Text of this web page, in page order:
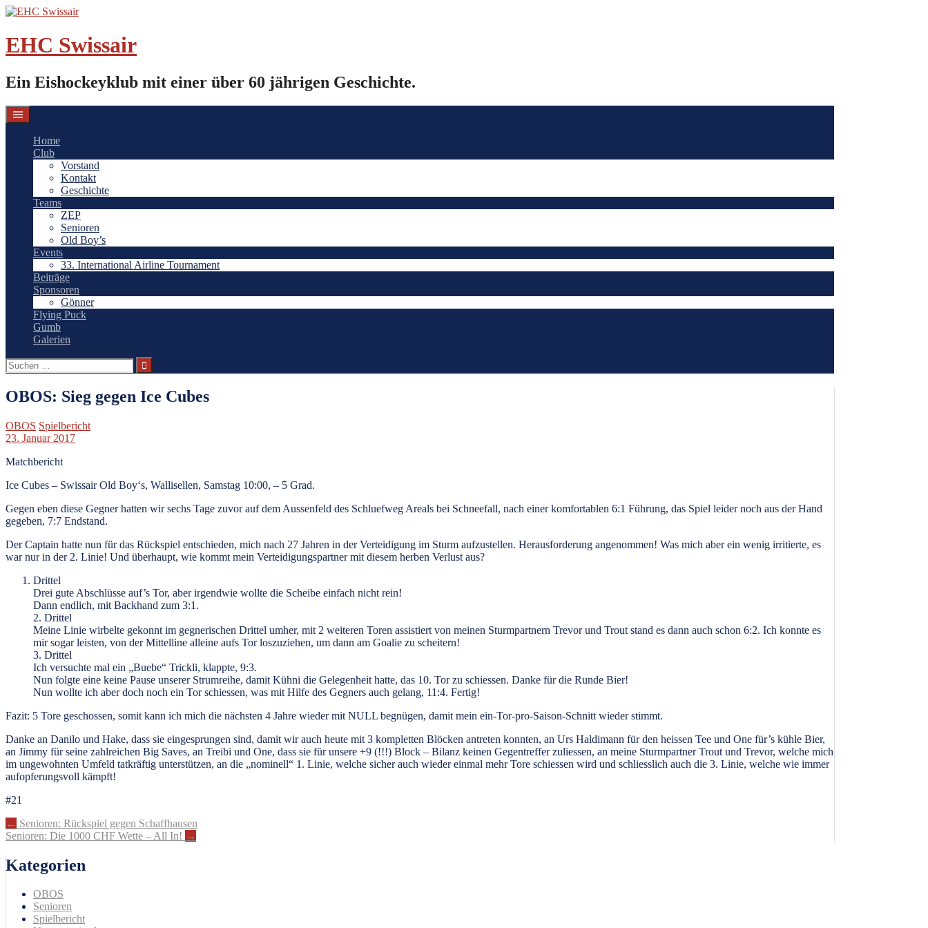
Springe
Inhalt
EHC Swissair
Ein Eishockeyklub mit einer über 60 jährigen Geschichte.
Home
Club
Vorstand
Kontakt
Geschichte
Teams
ZEP
Senioren
Old Boy’s
Events
33. International Airline Tournament
Beiträge
Sponsoren
Gönner
Flying Puck
Gumb
Galerien
Suchen
nach:
OBOS: Sieg gegen Ice Cubes
OBOS Spielbericht
23. Januar 2017
Matchbericht
Ice Cubes – Swissair Old Boy‘s, Wallisellen, Samstag 10:00, – 5 Grad.
Gegen eben diese Gegner hatten wir sechs Tage zuvor auf dem Aussenfeld des Schluefweg Areals bei Schneefall, nach einer komfortablen 6:1 Führung, das Spiel leider noch aus der Hand
gegeben, 7:7 Endstand.
Der Captain hatte nun für das Rückspiel entschieden, mich nach 27 Jahren in der Verteidigung im Sturm aufzustellen. Herausforderung angenommen! Was mich aber ein wenig irritierte, es
war nur in der 2. Linie! Und überhaupt, wie kommt mein Verteidigungspartner mit diesem herben Verlust aus?
Drittel
Drei gute Abschlüsse auf’s Tor, aber irgendwie wollte die Scheibe einfach nicht rein!
Dann endlich, mit Backhand zum 3:1.
2. Drittel
Meine Linie wirbelte gekonnt im gegnerischen Drittel umher, mit 2 weiteren Toren assistiert von meinen Sturmpartnern Trevor und Trout stand es dann auch schon 6:2. Ich konnte es
mir sogar leisten, von der Mittelline alleine aufs Tor loszuziehen, um dann am Goalie zu scheitern!
3. Drittel
Ich versuchte mal ein „Buebe“ Trickli, klappte, 9:3.
Nun folgte eine keine Pause unserer Strumreihe, damit Kühni die Gelegenheit hatte, das 10. Tor zu schiessen. Danke für die Runde Bier!
Nun wollte ich aber doch noch ein Tor schiessen, was mit Hilfe des Gegners auch gelang, 11:4. Fertig!
Fazit: 5 Tore geschossen, somit kann ich mich die nächsten 4 Jahre wieder mit NULL begnügen, damit mein ein-Tor-pro-Saison-Schnitt wieder stimmt.
Danke an Danilo und Hake, dass sie eingesprungen sind, damit wir auch heute mit 3 kompletten Blöcken antreten konnten, an Urs Haldimann für den heissen Tee und One für’s kühle Bier,
an Jimmy für seine zahlreichen Big Saves, an Treibi und One, dass sie für unsere +9 (!!!) Block – Bilanz keinen Gegentreffer zuliessen, an meine Sturmpartner Trout und Trevor, welche mich
im ungewohnten Umfeld tatkräftig unterstützen, an die „nominell“ 1. Linie, welche sicher auch wieder einmal mehr Tore schiessen wird und schliesslich auch die 3. Linie, welche wie immer
aufopferungsvoll kämpft!
#21
Artikel-
Navigation
← Senioren: Rückspiel gegen Schaffhausen
Senioren: Die 1000 CHF Wette – All In! →
Kategorien
OBOS
Senioren
Spielbericht